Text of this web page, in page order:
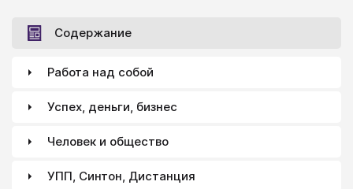
Содержание
Работа над собой
Успех, деньги, бизнес
Человек и общество
УПП, Синтон, Дистанция